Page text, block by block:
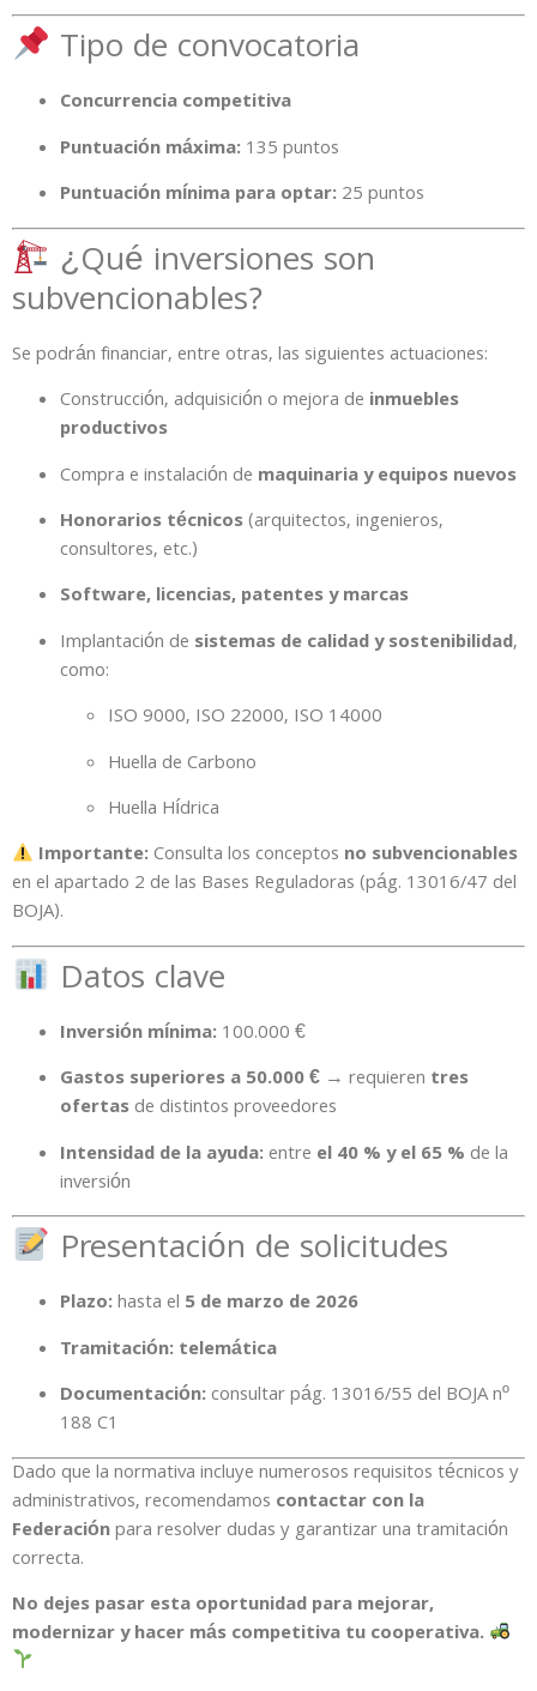
Tipo de convocatoria
Concurrencia competitiva
Puntuación máxima: 135 puntos
Puntuación mínima para optar: 25 puntos
¿Qué inversiones son
subvencionables?
Se podrán financiar, entre otras, las siguientes actuaciones:
Construcción, adquisición o mejora de inmuebles
productivos
Compra e instalación de maquinaria y equipos nuevos
Honorarios técnicos(arquitectos, ingenieros,
consultores, etc.)
Software, licencias, patentes y marcas
Implantación de sistemas de calidad y sostenibilidad,
como:
ISO 9000, ISO 22000, ISO 14000
Huella de Carbono
Huella Hídrica
Importante:Consulta los conceptos no subvencionables
en el apartado 2 de las Bases Reguladoras (pág. 13016/47 del
BOJA).
Datos clave
Inversión mínima: 100.000 €
Gastos superiores a 50.000 € → requieren tres
ofertasde distintos proveedores
Intensidad de la ayuda: entre el 40 % y el 65 % de la
inversión
Presentación de solicitudes
Plazo:hasta el 5 de marzo de 2026
Tramitación: telemática
Documentación: consultar pág. 13016/55 del BOJA nº
188 C1
Dado que la normativa incluye numerosos requisitos técnicos y
administrativos, recomendamos contactar con la
Federaciónpara resolver dudas y garantizar una tramitación
correcta.
No dejes pasar esta oportunidad para mejorar,
modernizar y hacer más competitiva tu cooperativa.